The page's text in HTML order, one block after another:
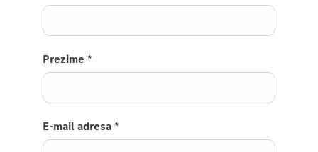
Prezime *
E-mail adresa *